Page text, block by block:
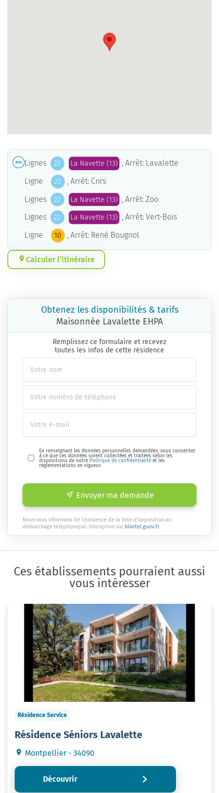
Lignes 22 La Navette (13) , Arrêt: Lavalette
Ligne
22
, Arrêt: Cnrs
Lignes
22 La Navette (13)
, Arrêt: Zoo
Lignes
22 La Navette (13) , Arrêt: Vert-Bois
Ligne
10 , Arrêt: René Bougnol
Calculer l’itinéraire
Obtenez les disponibilités & tarifs
Maisonnée Lavalette EHPA
Remplissez ce formulaire et recevez
toutes les infos de cette résidence
En renseignant les données personnelles demandées, vous consentez
à ce que ces données soient collectées et traitées selon les
dispositions de notre Politique de confidentialité et les
réglementations en vigueur.
Envoyer ma demande
Nous vous informons de l'existence de la liste d'opposition au
démarchage téléphonique. Inscription sur bloctel.gouv.fr
Ces établissements pourraient aussi
vous intéresser
Résidence Service
Résidence Séniors Lavalette
Montpellier - 34090
Découvrir